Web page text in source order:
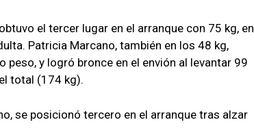
el tercer lugar en el arranque con 75 kg, en
Patricia Marcano, también en los 48 kg,
y logró bronce en el envión al levantar 99
total (174 kg).
se posicionó tercero en el arranque tras alzar